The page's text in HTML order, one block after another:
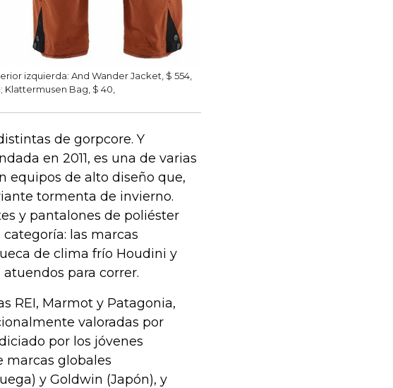
izquierda: And Wander Jacket, $ 554,
Bag, $ 40,
de gorpcore. Y
en 2011, es una de varias
equipos de alto diseño que,
tormenta de invierno.
y pantalones de poliéster
las marcas
de clima frío Houdini y
para correr.
REI, Marmot y Patagonia,
valoradas por
por los jóvenes
marcas globales
y Goldwin (Japón), y